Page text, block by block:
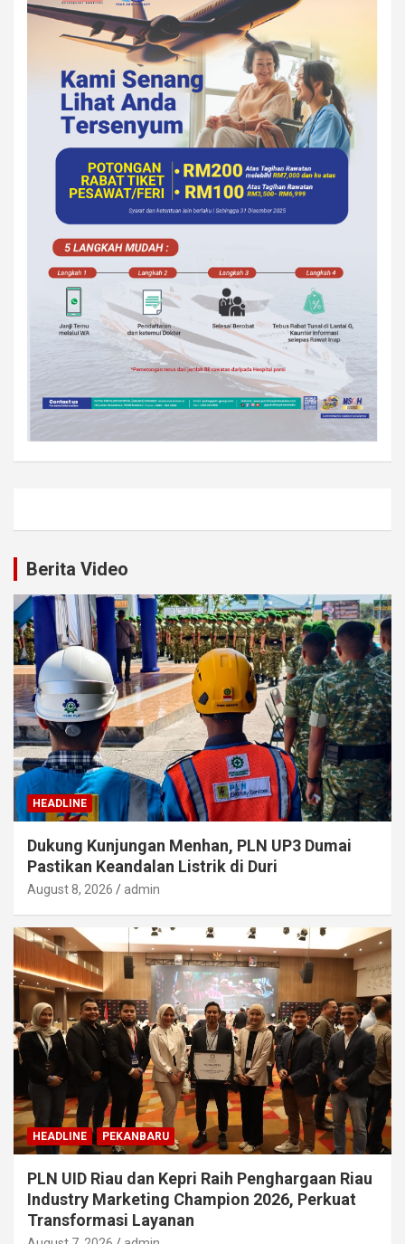
Berita Video
HEADLINE
Dukung Kunjungan Menhan, PLN UP3 Dumai
Pastikan Keandalan Listrik di Duri
August 8, 2026 admin
HEADLINE PEKANBARU
PLN UID Riau dan Kepri Raih Penghargaan Riau
Industry Marketing Champion 2026, Perkuat
Transformasi Layanan